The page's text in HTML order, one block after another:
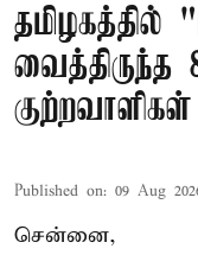
தமிழகத்தில்
வைத்திருந்த
Published on: 09 Aug
சென்னை,